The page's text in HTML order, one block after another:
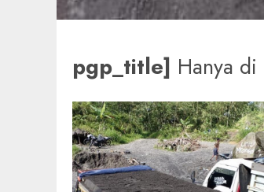
pgp_title] Hanya di